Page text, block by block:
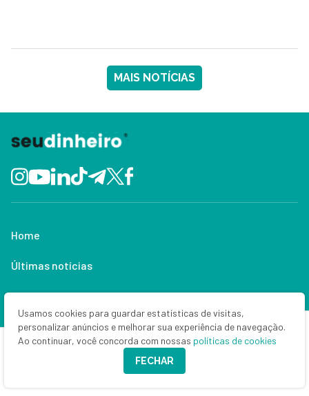
MAIS NOTÍCIAS
Home
Últimas notícias
Bolsa e dólar
Criptomoedas
Usamos cookies para guardar estatísticas de visitas,
personalizar anúncios e melhorar sua experiência de navegação.
Ao continuar, você concorda com nossas políticas de cookies
FECHAR